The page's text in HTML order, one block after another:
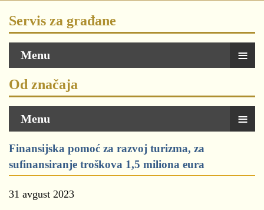
Servis za građane
Menu ≡
Od značaja
Menu ≡
Finansijska pomoć za razvoj turizma, za
sufinansiranje troškova 1,5 miliona eura
31 avgust 2023